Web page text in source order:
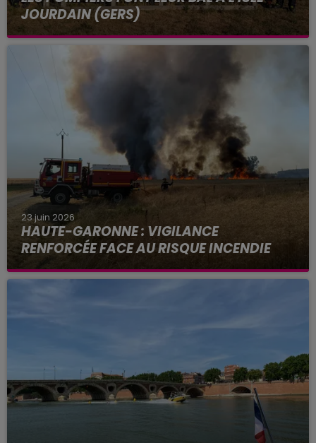
JOURDAIN (GERS)
Des dizaines de participants sont attendus au bal
des pompiers de L'Isle-Jourdain (Gers), organisé
ce samedi 18 juillet 2026 au Vélodrome par
23 juin 2026
HAUTE-GARONNE : VIGILANCE
RENFORCÉE FACE AU RISQUE INCENDIE
29 sapeurs-pompiers sont actuellement
mobilisés à Aussonne.